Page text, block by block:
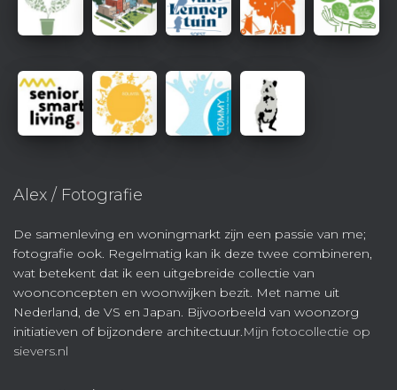
Alex / Fotografie
De samenleving en woningmarkt zijn een passie van me;
fotografie ook. Regelmatig kan ik deze twee combineren,
wat betekent dat ik een uitgebreide collectie van
woonconcepten en woonwijken bezit. Met name uit
Nederland, de VS en Japan. Bijvoorbeeld van woonzorg
initiatieven of bijzondere architectuur.Mijn fotocollectie op
sievers.nl